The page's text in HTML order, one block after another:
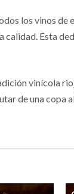
los vinos de
Esta
vinícola
de una copa